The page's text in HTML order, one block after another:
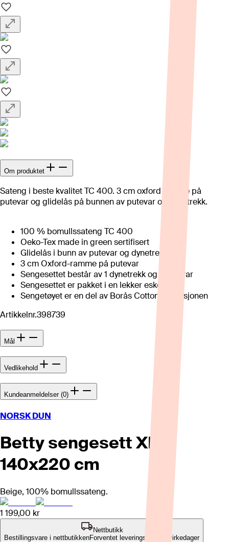
Om produktet
Sateng i beste kvalitet TC 400. 3 cm oxford ramme på
putevar og glidelås på bunnen av putevar og dynetrekk.
100 % bomullssateng TC 400
Oeko-Tex made in green sertifisert
Glidelås i bunn av putevar og dynetrekk
3 cm Oxford-ramme på putevar
Sengesettet består av 1 dynetrekk og 1 putevar
Sengesettet er pakket i en lekker eske
Sengetøyet er en del av Borås Cotton-kolleksjonen
Artikkelnr.398739
Mål
Vedlikehold
Kundeanmeldelser (0)
NORSK DUN
Betty sengesett XL
140x220 cm
Beige, 100% bomullssateng.
1 199,00 kr
Nettbutikk
Bestillingsvare i nettbutikkenForventet leveringstid: 2-7 virkedager